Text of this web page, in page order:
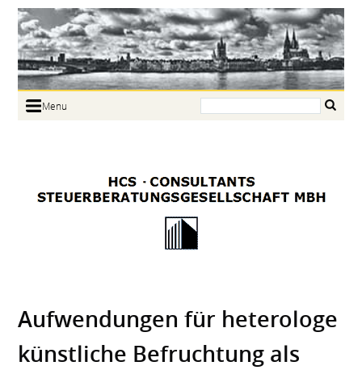
Menu
Links
Auf­wendungen für heterologe
künstliche Befruchtung als